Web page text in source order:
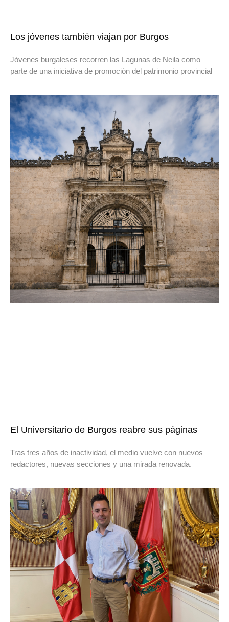
Los jóvenes también viajan por Burgos
Jóvenes burgaleses recorren las Lagunas de Neila como
parte de una iniciativa de promoción del patrimonio provincial
El Universitario de Burgos reabre sus páginas
Tras tres años de inactividad, el medio vuelve con nuevos
redactores, nuevas secciones y una mirada renovada.